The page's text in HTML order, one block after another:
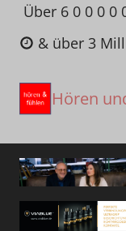
Zum
Inhalt
springen
Über 6 0 0 0 0
& über 3
Hören